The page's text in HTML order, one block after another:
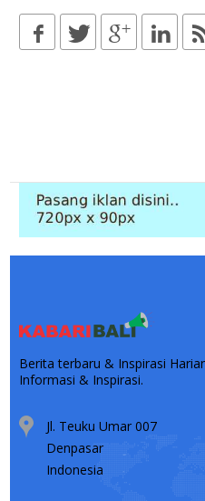
Berita terbaru & Inspirasi
Informasi & Inspirasi.
Jl. Teuku Umar 007
Denpasar
Indonesia